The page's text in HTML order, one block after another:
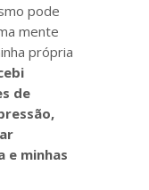
pode
mente
própria
de
e minhas